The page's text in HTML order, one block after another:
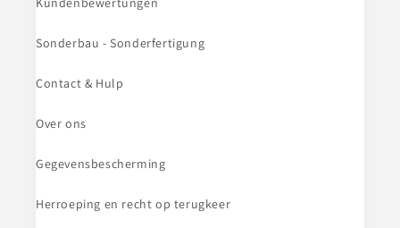
Sonderbau - Sonderfertigung
Contact & Hulp
Over ons
Gegevensbescherming
Herroeping en recht op terugkeer